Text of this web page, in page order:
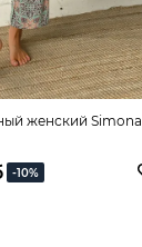
женский Simona
-10%